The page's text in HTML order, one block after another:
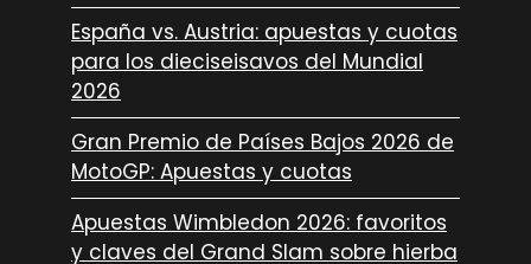
España vs. Austria: apuestas y cuotas
para los dieciseisavos del Mundial
2026
Gran Premio de Países Bajos 2026 de
MotoGP: Apuestas y cuotas
Apuestas Wimbledon 2026: favoritos
y claves del Grand Slam sobre hierba